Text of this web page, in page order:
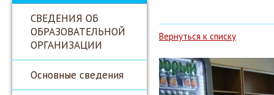
СВЕДЕНИЯ ОБ
ОБРАЗОВАТЕЛЬНОЙ
ОРГАНИЗАЦИИ
Основные сведения
Вернуться к списку